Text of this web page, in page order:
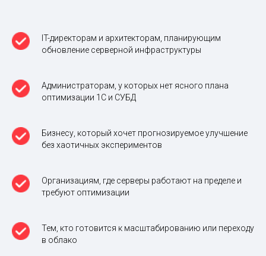
IT-директорам и архитекторам, планирующим
обновление серверной инфраструктуры
Администраторам, у которых нет ясного плана
оптимизации 1С и СУБД
Бизнесу, который хочет прогнозируемое улучшение
без хаотичных экспериментов
Организациям, где серверы работают на пределе и
требуют оптимизации
Тем, кто готовится к масштабированию или переходу
в облако